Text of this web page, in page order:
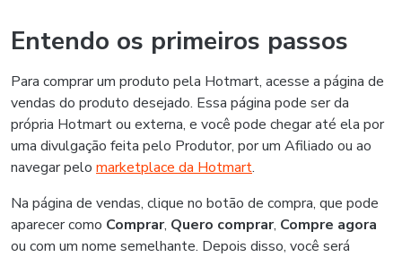
Entendo os primeiros passos
Para comprar um produto pela Hotmart, acesse a página de
vendas do produto desejado. Essa página pode ser da
própria Hotmart ou externa, e você pode chegar até ela por
uma divulgação feita pelo Produtor, por um Afiliado ou ao
navegar pelo marketplace da Hotmart.
Na página de vendas, clique no botão de compra, que pode
aparecer como Comprar, Quero comprar, Compre agora
ou com um nome semelhante. Depois disso, você será